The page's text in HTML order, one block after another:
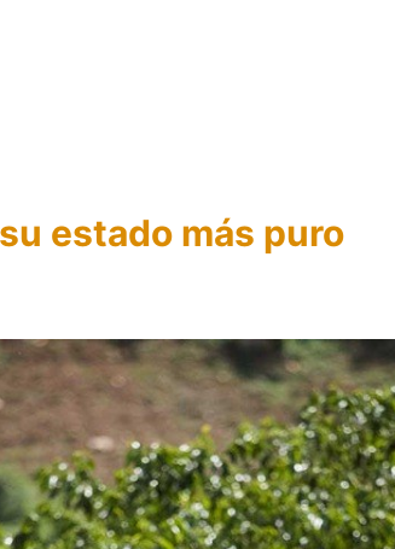
estado más puro